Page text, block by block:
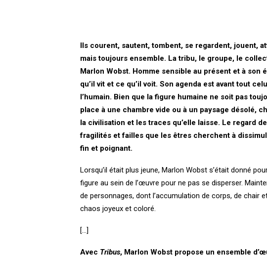
Ils courent, sautent, tombent, se regardent, jouent,
mais toujours ensemble. La tribu, le groupe, le
Marlon Wobst. Homme sensible au présent et à son
qu’il vit et ce qu’il voit. Son agenda est avant tout
l’humain. Bien que la figure humaine ne soit pas
place à une chambre vide ou à un paysage désolé,
la civilisation et les traces qu’elle laisse. Le regard
fragilités et failles que les êtres cherchent à
fin et poignant.
Lorsqu’il était plus jeune, Marlon Wobst s’était donné
figure au sein de l’œuvre pour ne pas se disperser.
de personnages, dont l’accumulation de corps, de chair
chaos joyeux et coloré.
[…]
Avec Tribus, Marlon Wobst propose un ensemble